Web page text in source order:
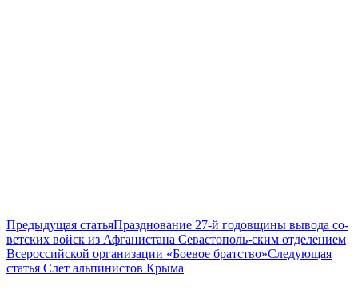
Предыдущая статьяПразднование 27-й годовщины вывода со-
ветских войск из Афганистана Севастополь-ским отделением
Всероссийской организации «Боевое братство»Следующая
статья Слет альпинистов Крыма